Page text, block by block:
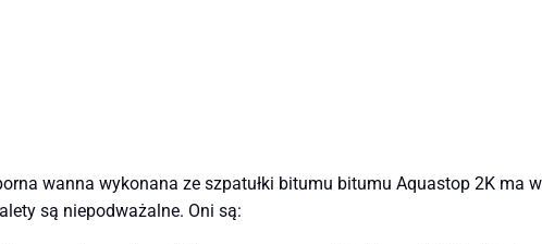
wanna wykonana ze szpatułki bitumu bitumu Aquastop 2K ma
są niepodważalne. Oni są: